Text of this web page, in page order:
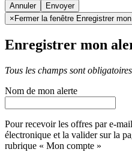
Annuler
× Fermer la fenêtre Enregistrer
Enregistrer mon
Tous les champs sont obligatoires
Nom de mon alerte
Pour recevoir les offres par e-
électronique et la valider sur la
rubrique « Mon compte »